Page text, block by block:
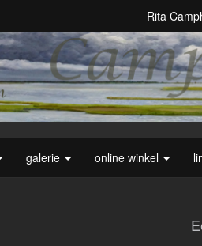
Rita
galerie online winkel